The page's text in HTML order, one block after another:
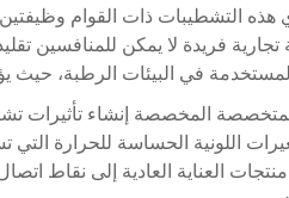
هذه التشطيبات ذات القوام
فريدة لا يمكن للمنافسين
في البيئات الرطبة، حيث
المخصصة إنشاء تأثيرات
اللونية الحساسة للحرارة
العناية العادية إلى نقاط